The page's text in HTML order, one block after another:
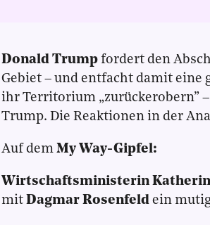
Donald Trump fordert den
Gebiet – und entfacht damit eine
ihr Territorium „zurückerobern”
Trump. Die Reaktionen in der
Auf dem My Way-Gipfel:
Wirtschaftsministerin
mit Dagmar Rosenfeld ein